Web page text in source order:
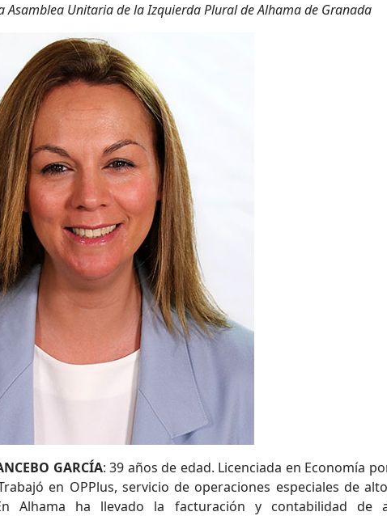
Asamblea Unitaria de la Izquierda Plural de Alhama de Granada
GARCÍA: 39 años de edad. Licenciada en Economía
en OPPlus, servicio de operaciones especiales de
Alhama ha llevado la facturación y contabilidad de